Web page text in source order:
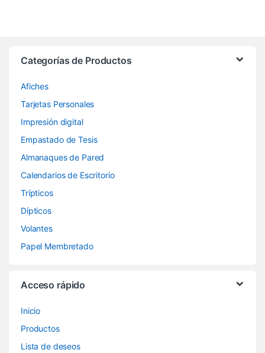
Categorías de Productos
Afiches
Tarjetas Personales
Impresión digital
Empastado de Tesis
Almanaques de Pared
Calendarios de Escritorio
Trípticos
Dípticos
Volantes
Papel Membretado
Acceso rápido
Inicio
Productos
Lista de deseos